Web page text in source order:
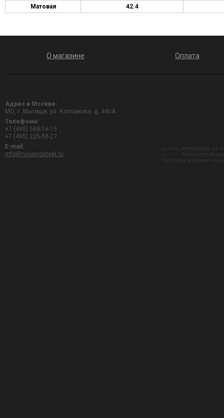
Матовая 42.4
О магазине Оплата
Адрес в Москве:
МО, г. Мытищи, ул. Колпакова, д. 44сА
Телефоны:
+7 (495) 568-16-15
+7 (495) 225-58-27
E-mail:
info@rusevrosteel.ru
Цены, указанные на
подтверждении